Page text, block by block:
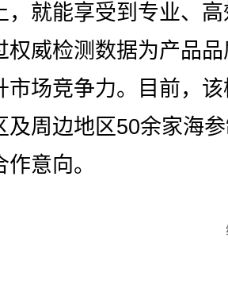
，就能享受到专业、
权威检测数据为产品
市场竞争力。目前，
及周边地区50余家海
意向。